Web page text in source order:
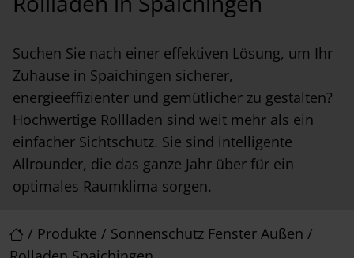
/ Produkte / Sonnenschutz Fenster Außen /
Suchen Sie nach einer effektiven Lösung, um Ihr
Zuhause in Spaichingen sicherer,
energieeffizienter und gemütlicher zu gestalten?
Hochwertige Rollladen sind weit mehr als ein
einfacher Sichtschutz. Sie sind intelligente
Allrounder, die das ganze Jahr über für ein
optimales Raumklima sorgen.